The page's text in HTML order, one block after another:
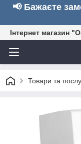
📢 Бажаєте
Інтернет магазин
Товари та